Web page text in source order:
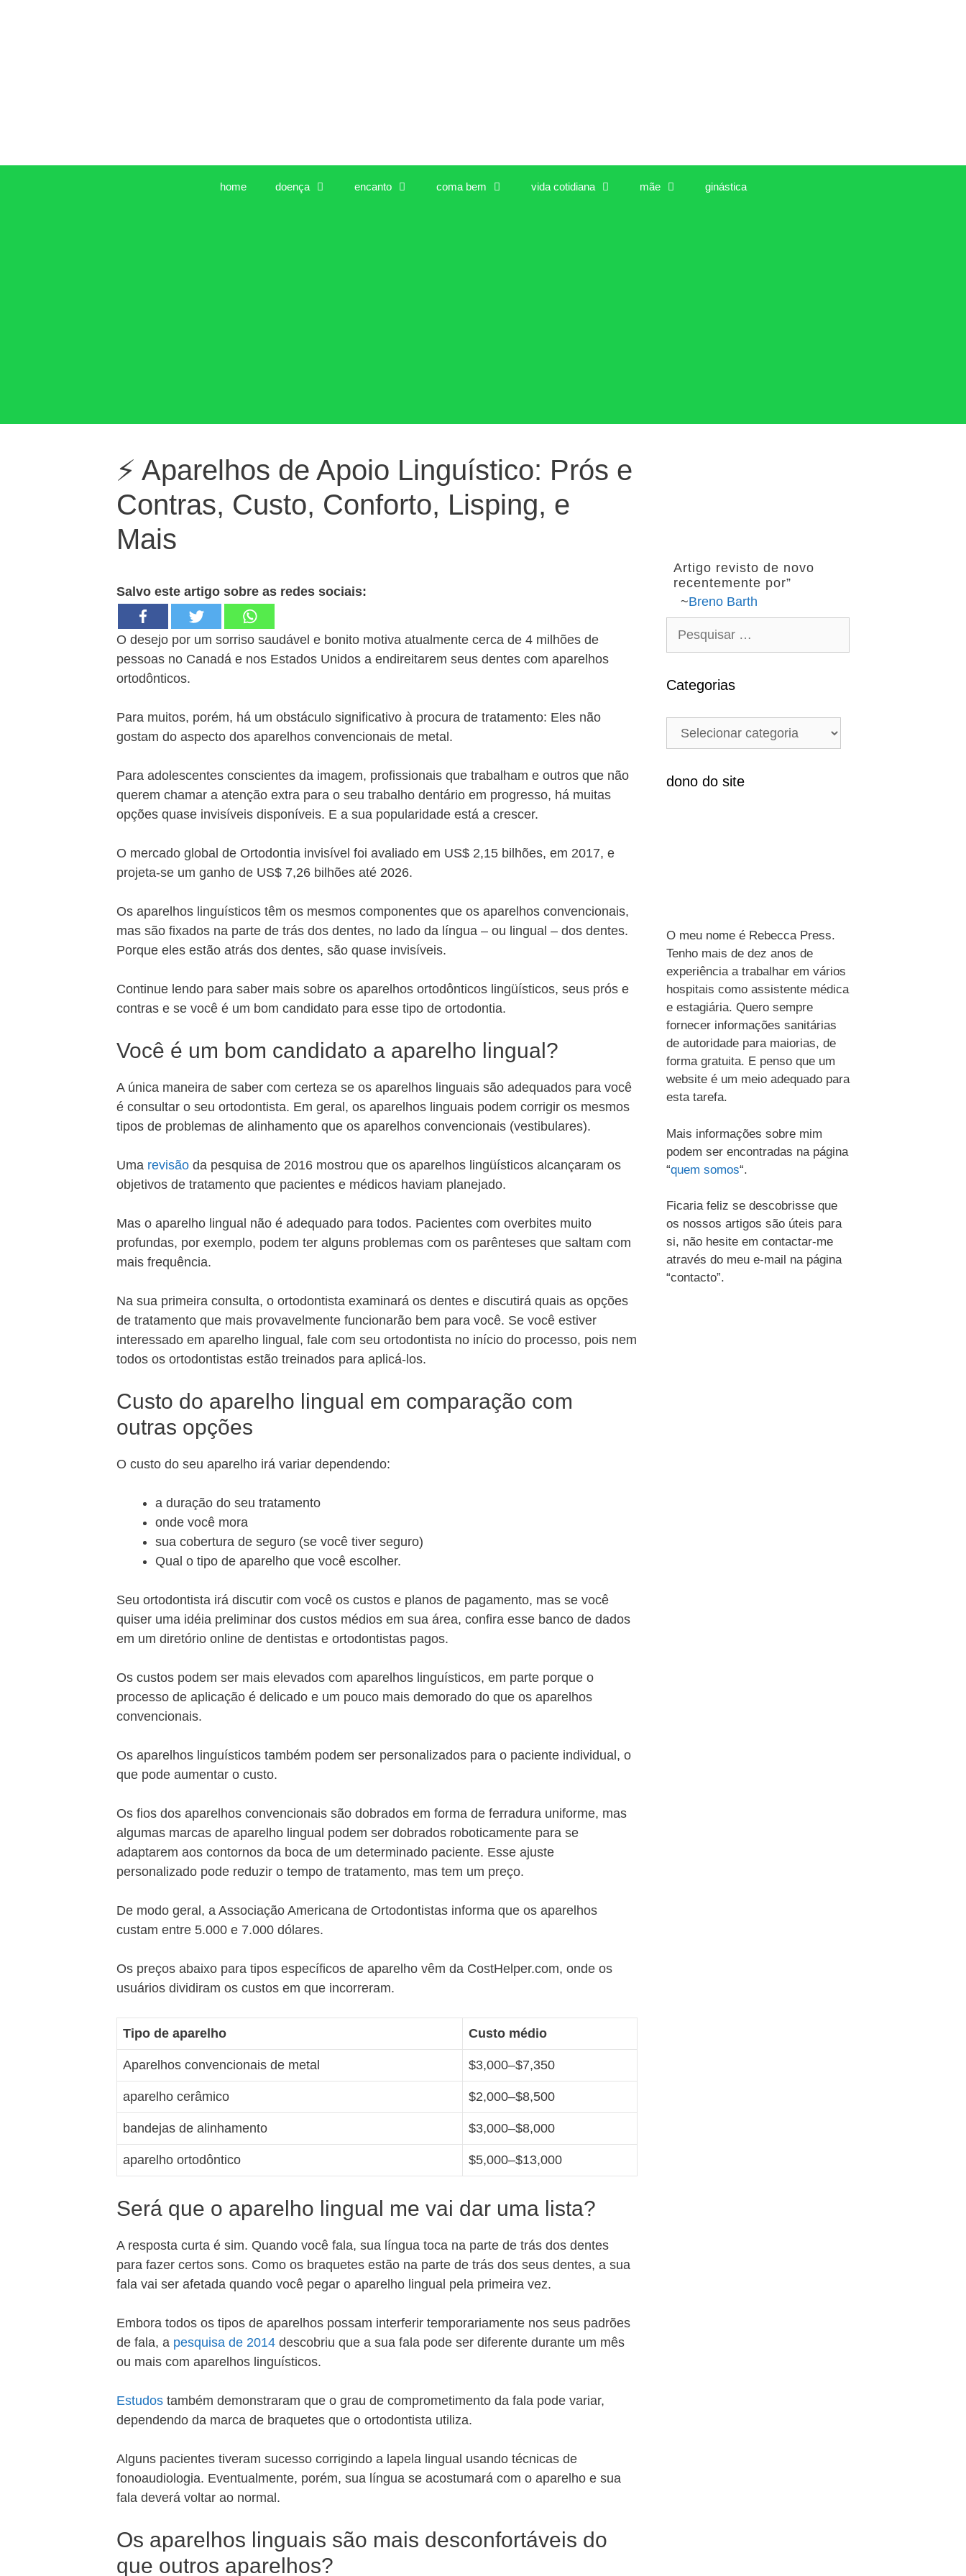
home doença encanto coma bem vida cotidiana mãe ginástica
⚡ Aparelhos de Apoio Linguístico: Prós e
Contras, Custo, Conforto, Lisping, e
Mais
Salvo este artigo sobre as redes sociais:
O desejo por um sorriso saudável e bonito motiva atualmente cerca de 4 milhões de
pessoas no Canadá e nos Estados Unidos a endireitarem seus dentes com aparelhos
ortodônticos.
Para muitos, porém, há um obstáculo significativo à procura de tratamento: Eles não
gostam do aspecto dos aparelhos convencionais de metal.
Para adolescentes conscientes da imagem, profissionais que trabalham e outros que não
querem chamar a atenção extra para o seu trabalho dentário em progresso, há muitas
opções quase invisíveis disponíveis. E a sua popularidade está a crescer.
O mercado global de Ortodontia invisível foi avaliado em US$ 2,15 bilhões, em 2017, e
projeta-se um ganho de US$ 7,26 bilhões até 2026.
Os aparelhos linguísticos têm os mesmos componentes que os aparelhos convencionais,
mas são fixados na parte de trás dos dentes, no lado da língua – ou lingual – dos dentes.
Porque eles estão atrás dos dentes, são quase invisíveis.
Continue lendo para saber mais sobre os aparelhos ortodônticos lingüísticos, seus prós e
contras e se você é um bom candidato para esse tipo de ortodontia.
Você é um bom candidato a aparelho lingual?
A única maneira de saber com certeza se os aparelhos linguais são adequados para você
é consultar o seu ortodontista. Em geral, os aparelhos linguais podem corrigir os mesmos
tipos de problemas de alinhamento que os aparelhos convencionais (vestibulares).
Uma revisão da pesquisa de 2016 mostrou que os aparelhos lingüísticos alcançaram os
objetivos de tratamento que pacientes e médicos haviam planejado.
Mas o aparelho lingual não é adequado para todos. Pacientes com overbites muito
profundas, por exemplo, podem ter alguns problemas com os parênteses que saltam com
mais frequência.
Na sua primeira consulta, o ortodontista examinará os dentes e discutirá quais as opções
de tratamento que mais provavelmente funcionarão bem para você. Se você estiver
interessado em aparelho lingual, fale com seu ortodontista no início do processo, pois nem
todos os ortodontistas estão treinados para aplicá-los.
Custo do aparelho lingual em comparação com
outras opções
O custo do seu aparelho irá variar dependendo:
a duração do seu tratamento
onde você mora
sua cobertura de seguro (se você tiver seguro)
Qual o tipo de aparelho que você escolher.
Seu ortodontista irá discutir com você os custos e planos de pagamento, mas se você
quiser uma idéia preliminar dos custos médios em sua área, confira esse banco de dados
em um diretório online de dentistas e ortodontistas pagos.
Os custos podem ser mais elevados com aparelhos linguísticos, em parte porque o
processo de aplicação é delicado e um pouco mais demorado do que os aparelhos
convencionais.
Os aparelhos linguísticos também podem ser personalizados para o paciente individual, o
que pode aumentar o custo.
Os fios dos aparelhos convencionais são dobrados em forma de ferradura uniforme, mas
algumas marcas de aparelho lingual podem ser dobrados roboticamente para se
adaptarem aos contornos da boca de um determinado paciente. Esse ajuste
personalizado pode reduzir o tempo de tratamento, mas tem um preço.
De modo geral, a Associação Americana de Ortodontistas informa que os aparelhos
custam entre 5.000 e 7.000 dólares.
Os preços abaixo para tipos específicos de aparelho vêm da CostHelper.com, onde os
usuários dividiram os custos em que incorreram.
Tipo de aparelho Custo médio
Aparelhos convencionais de metal $3,000–$7,350
aparelho cerâmico $2,000–$8,500
bandejas de alinhamento $3,000–$8,000
aparelho ortodôntico $5,000–$13,000
Será que o aparelho lingual me vai dar uma lista?
A resposta curta é sim. Quando você fala, sua língua toca na parte de trás dos dentes
para fazer certos sons. Como os braquetes estão na parte de trás dos seus dentes, a sua
fala vai ser afetada quando você pegar o aparelho lingual pela primeira vez.
Embora todos os tipos de aparelhos possam interferir temporariamente nos seus padrões
de fala, a pesquisa de 2014 descobriu que a sua fala pode ser diferente durante um mês
ou mais com aparelhos linguísticos.
Estudos também demonstraram que o grau de comprometimento da fala pode variar,
dependendo da marca de braquetes que o ortodontista utiliza.
Alguns pacientes tiveram sucesso corrigindo a lapela lingual usando técnicas de
fonoaudiologia. Eventualmente, porém, sua língua se acostumará com o aparelho e sua
fala deverá voltar ao normal.
Os aparelhos linguais são mais desconfortáveis do
que outros aparelhos?
Artigo revisto de novo
recentemente por”
~Breno Barth
q
i
a
p
Categorias
e
dono do site
O meu nome é Rebecca Press.
Tenho mais de dez anos de
experiência a trabalhar em vários
hospitais como assistente médica
e estagiária. Quero sempre
fornecer informações sanitárias
de autoridade para maiorias, de
forma gratuita. E penso que um
website é um meio adequado para
esta tarefa.
Mais informações sobre mim
podem ser encontradas na página
“quem somos“.
Ficaria feliz se descobrisse que
os nossos artigos são úteis para
si, não hesite em contactar-me
através do meu e-mail na página
“contacto”.